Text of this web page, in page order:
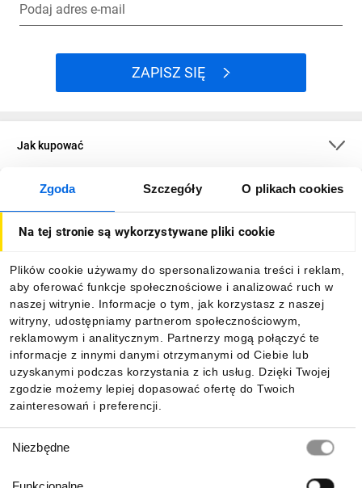
Zgoda Szczegóły O plikach cookies
Na tej stronie są wykorzystywane pliki cookie
Plików cookie używamy do spersonalizowania treści i reklam,
aby oferować funkcje społecznościowe i analizować ruch w
naszej witrynie. Informacje o tym, jak korzystasz z naszej
witryny, udostępniamy partnerom społecznościowym,
reklamowym i analitycznym. Partnerzy mogą połączyć te
informacje z innymi danymi otrzymanymi od Ciebie lub
uzyskanymi podczas korzystania z ich usług. Dzięki Twojej
zgodzie możemy lepiej dopasować ofertę do Twoich
zainteresowań i preferencji.
zgody
Niezbędne
Podaj adres e-mail
ZAPISZ SIĘ
Jak kupować
O firmie
Informacje
Pobierz naszą aplikację mobilną: